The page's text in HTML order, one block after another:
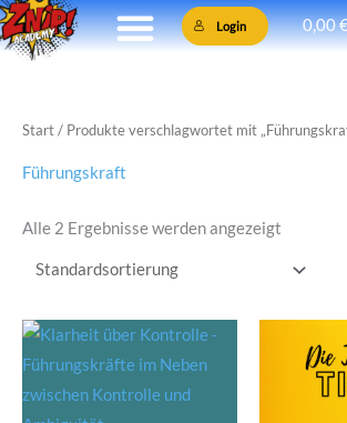
Zum
Inhalt
Login 0,00
Start/ Produkte verschlagwortet mit
Führungskraft
Alle 2 Ergebnisse werden angezeigt